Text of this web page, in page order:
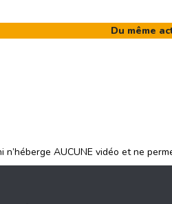
Du même
n’héberge AUCUNE vidéo et ne